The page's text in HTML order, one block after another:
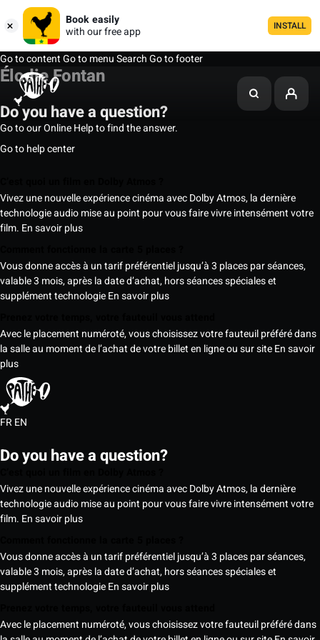
Book easily
with our free app
INSTALL
Go to contentGo to menuSearchGo to footer
Élodie Fontan
Do you have a question?
Go to our Online Help to find the answer.
Go to help center
Vivez une nouvelle expérience cinéma avec Dolby Atmos, la dernière
technologie audio mise au point pour vous faire vivre intensément votre
film. En savoir plus
Vous donne accès à un tarif préférentiel jusqu’à 3 places par séances,
valable 3 mois, après la date d’achat, hors séances spéciales et
supplément technologieEn savoir plus
Avec le placement numéroté, vous choisissez votre fauteuil préféré dans
la salle au moment de l’achat de votre billet en ligne ou sur siteEn savoir
plus
FREN
Do you have a question?
Vivez une nouvelle expérience cinéma avec Dolby Atmos, la dernière
technologie audio mise au point pour vous faire vivre intensément votre
film. En savoir plus
Vous donne accès à un tarif préférentiel jusqu’à 3 places par séances,
valable 3 mois, après la date d’achat, hors séances spéciales et
supplément technologieEn savoir plus
Avec le placement numéroté, vous choisissez votre fauteuil préféré dans